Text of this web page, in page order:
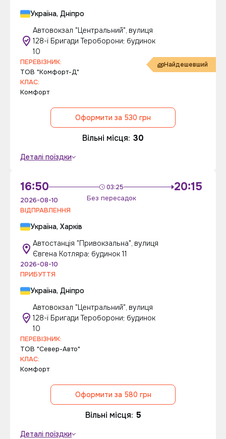
Україна, Дніпро
Автовокзал "Центральний", вулиця
128-ї Бригади Тероборони; будинок
10
Найдешевший
ПЕРЕВІЗНИК:
ТОВ "Комфорт-Д"
КЛАС:
Комфорт
Оформити за 530 грн
Вільні місця: 30
Деталі поїздки
16:50 03:25
Без пересадок
20:15
2026-08-10
ВІДПРАВЛЕННЯ
Україна, Харків
Автостанція "Привокзальна", вулиця
Євгена Котляра; будинок 11
2026-08-10
ПРИБУТТЯ
Україна, Дніпро
Автовокзал "Центральний", вулиця
128-ї Бригади Тероборони; будинок
10
ПЕРЕВІЗНИК:
ТОВ "Север-Авто"
КЛАС:
Комфорт
Оформити за 580 грн
Вільні місця: 5
Деталі поїздки